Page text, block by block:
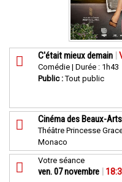
C'était mieux demain
Comédie | Durée : 1h43
Public :Tout public
Cinéma des Beaux-Arts
Théâtre Princesse
Monaco
Votre séance
ven. 07 novembre